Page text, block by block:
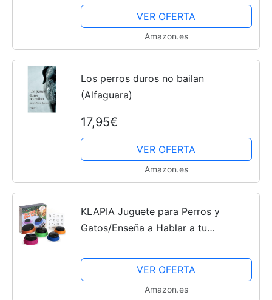
inglés
VER OFERTA
Amazon.es
Los perros duros no bailan
(Alfaguara)
17,95€
VER OFERTA
Amazon.es
KLAPIA Juguete para Perros y
Gatos/Enseña a Hablar a tu
Comunicación/Pulsadores de
Entrenamiento de
Mascotas/Accesorios para Perros y...
VER OFERTA
Amazon.es